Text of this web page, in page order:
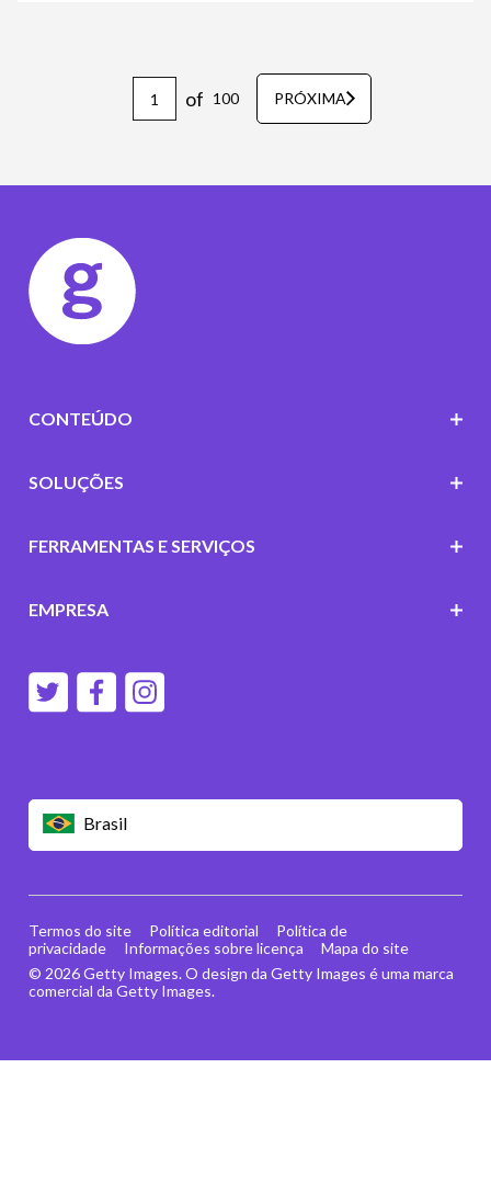
of 100 PRÓXIMA
Brasil
CONTEÚDO
SOLUÇÕES
FERRAMENTAS E SERVIÇOS
EMPRESA
© 2026 Getty Images. O design da Getty Images é uma marca
comercial da Getty Images.
Termos do site Política editorial
Política de
privacidade
Informações sobre licença Mapa do site